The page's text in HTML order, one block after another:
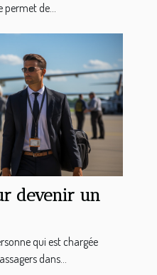
permet de...
devenir un
qui est chargée
dans...